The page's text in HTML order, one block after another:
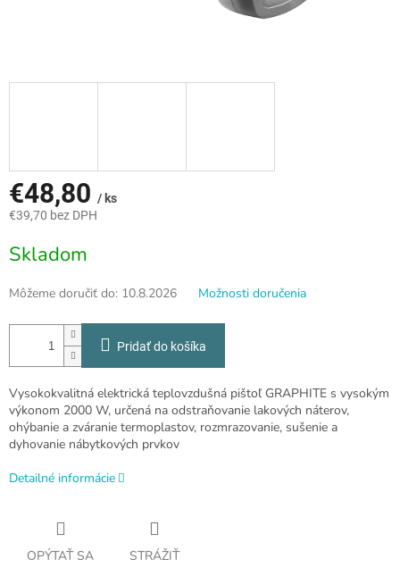
€48,80 / ks
€39,70 bez DPH
cena:
Skladom
Môžeme doručiť do: 10.8.2026 Možnosti doručenia
Pridať do košíka
Vysokokvalitná elektrická teplovzdušná pištoľ GRAPHITE s vysokým
výkonom 2000 W, určená na odstraňovanie lakových náterov,
ohýbanie a zváranie termoplastov, rozmrazovanie, sušenie a
dyhovanie nábytkových prvkov
Detailné informácie
OPÝTAŤ SA STRÁŽIŤ